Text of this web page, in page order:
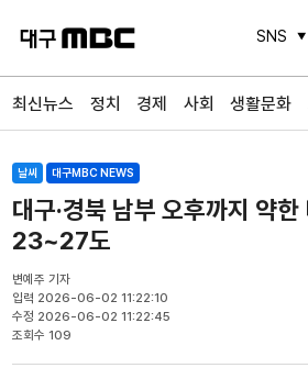
SNS
최신뉴스 정치 경제 사회 생활문화
날씨 대구MBC NEWS
대구·경북 남부 오후까지 약한
23~27도
변예주 기자
입력 2026-06-02 11:22:10
수정 2026-06-02 11:22:45
조회수 109